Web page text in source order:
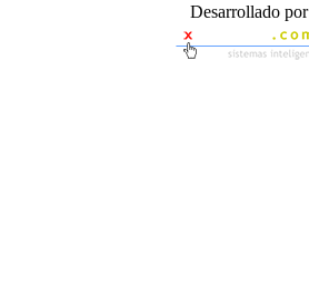
Desarrollado por